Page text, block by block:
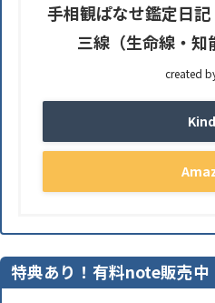
手相観ぱなせ鑑定日
三線（生命線・
created
特典あり！有料note販売中